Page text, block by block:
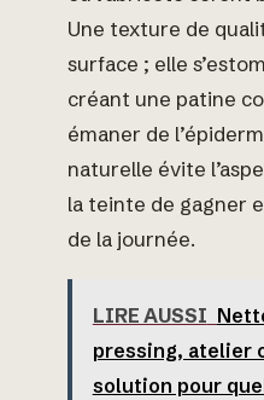
Une texture de
surface ; elle
créant une patine
émaner de
naturelle évite
la teinte de gagner
de la journée.
LIRE AUSSI
pressing, atelier
solution pour